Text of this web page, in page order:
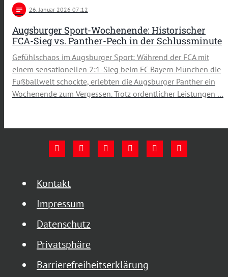
notes 26. Januar 2026 07:12
Augsburger Sport-Wochenende: Historischer
FCA-Sieg vs. Panther-Pech in der Schlussminute
Gefühlschaos im Augsburger Sport: Während der FCA mit
einem sensationellen 2:1-Sieg beim FC Bayern München die
Fußballwelt schockte, erlebten die Augsburger Panther ein
Wochenende zum Vergessen. Trotz ordentlicher Leistungen …
Kontakt
Impressum
Datenschutz
Privatsphäre
Barrierefreiheitserklärung